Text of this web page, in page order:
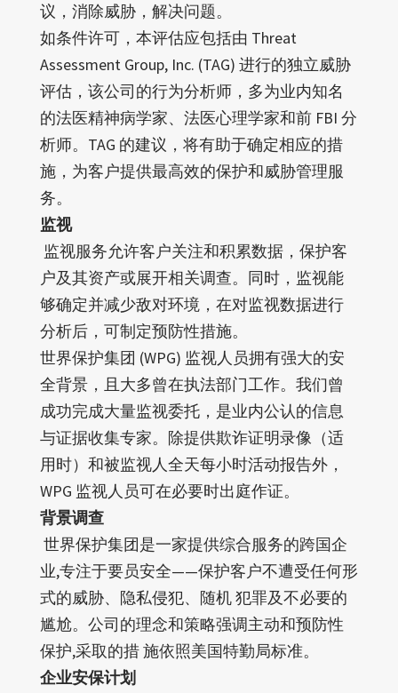
议，消除威胁，解决问题。
如条件许可，本评估应包括由 Threat
Assessment Group, Inc. (TAG) 进行的独立威胁
评估，该公司的行为分析师，多为业内知名
的法医精神病学家、法医心理学家和前 FBI 分
析师。TAG 的建议，将有助于确定相应的措
施，为客户提供最高效的保护和威胁管理服
务。
监视
监视服务允许客户关注和积累数据，保护客
户及其资产或展开相关调查。同时，监视能
够确定并减少敌对环境，在对监视数据进行
分析后，可制定预防性措施。
世界保护集团 (WPG) 监视人员拥有强大的安
全背景，且大多曾在执法部门工作。我们曾
成功完成大量监视委托，是业内公认的信息
与证据收集专家。除提供欺诈证明录像（适
用时）和被监视人全天每小时活动报告外，
WPG 监视人员可在必要时出庭作证。
背景调查
世界保护集团是一家提供综合服务的跨国企
业,专注于要员安全——保护客户不遭受任何形
式的威胁、隐私侵犯、随机 犯罪及不必要的
尴尬。公司的理念和策略强调主动和预防性
保护,采取的措 施依照美国特勤局标准。
企业安保计划